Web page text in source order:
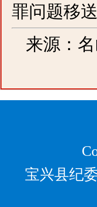
罪问题移
来源：
宝兴县纪